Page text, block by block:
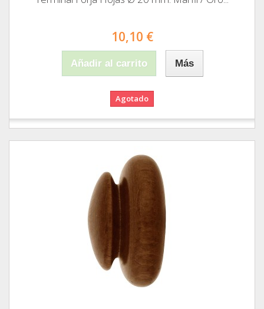
10,10 €
Añadir al carrito Más
Agotado